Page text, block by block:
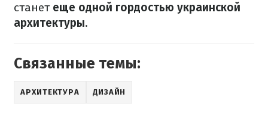
станет еще одной гордостью украинской
архитектуры.
Связанные темы:
АРХИТЕКТУРА ДИЗАЙН